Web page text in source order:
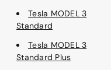
Tesla MODEL 3
Standard
Tesla MODEL 3
Standard Plus